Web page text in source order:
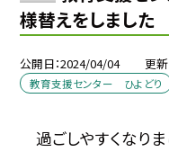
様替えをしました
公開日 2024/04/04 更
教育支援センター ひよどり
過ごしやすくなり